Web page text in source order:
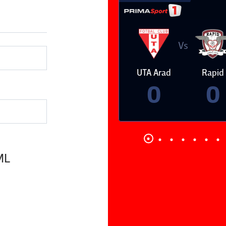
OSK Sf
Vs
UTA Arad
0
Vs
Rapid
0